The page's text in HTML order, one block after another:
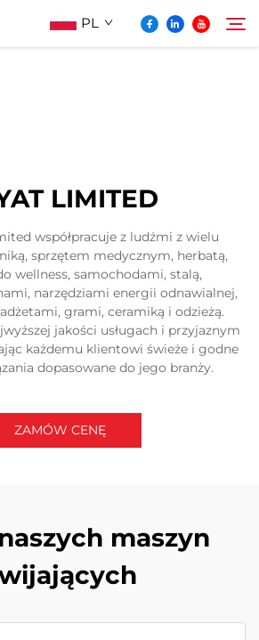
PL
nami
LIMITED
współpracuje z ludźmi z wielu
sprzętem medycznym, herbatą,
wellness, samochodami, stalą,
narzędziami energii odnawialnej,
grami, ceramiką i odzieżą.
jakości usługach i przyjaznym
każdemu klientowi świeże i godne
dopasowane do jego branży.
ZAMÓW CENĘ
maszyn